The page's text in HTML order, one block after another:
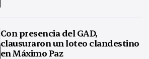
Con presencia del GAD,
clausuraron un loteo clandestino
en Máximo Paz